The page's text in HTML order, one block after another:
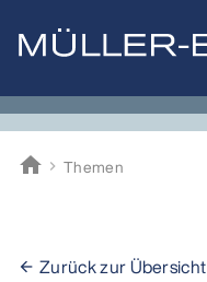
home
Müller-BBM
Themen
arrow_back Zurück zur Übersicht